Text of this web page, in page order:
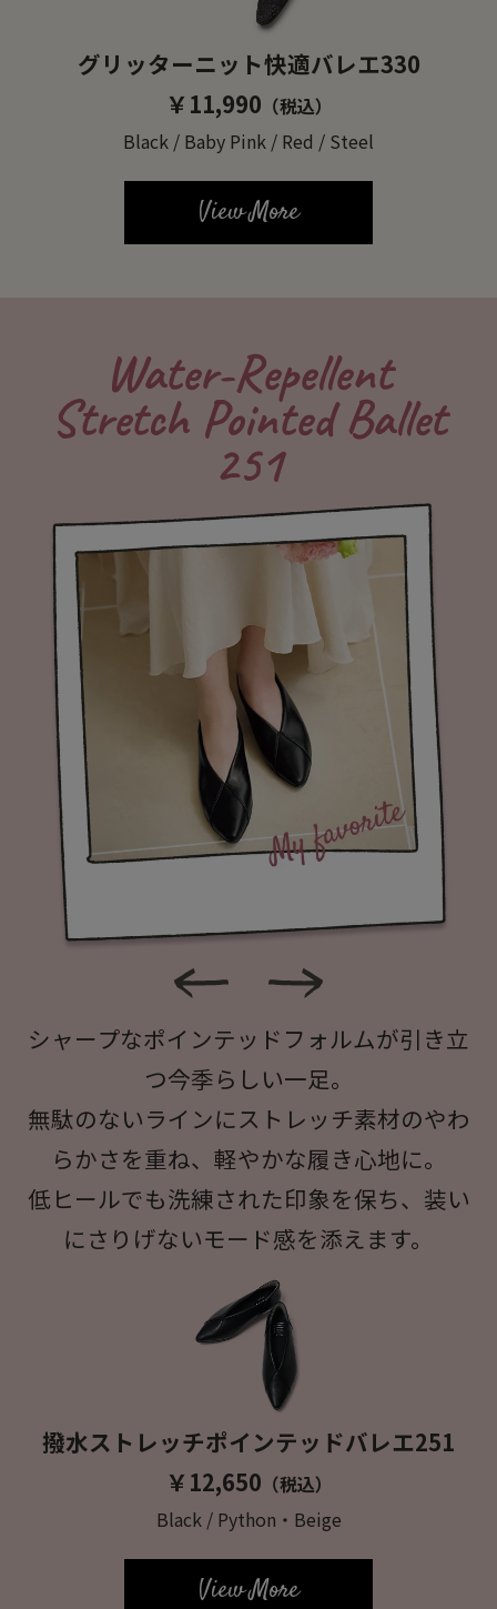
グリッターニット快適バレエ330
￥11,990 （税込）
Black / Baby Pink / Red / Steel
View More
Water-Repellent
Stretch Pointed Ballet
251
シャープなポインテッドフォルムが引き立
つ今季らしい一足。
無駄のないラインにストレッチ素材のやわ
らかさを重ね、軽やかな履き心地に。
低ヒールでも洗練された印象を保ち、装い
にさりげないモード感を添えます。
撥水ストレッチポインテッドバレエ251
￥12,650 （税込）
Black / Python・Beige
View More